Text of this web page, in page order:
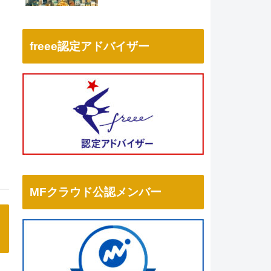
freee認定アドバイザー
MFクラウド公認メンバー